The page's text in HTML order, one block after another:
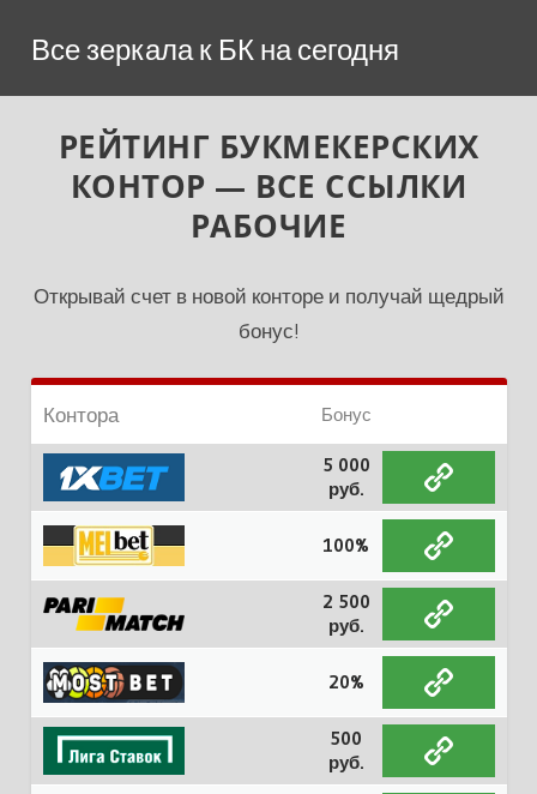
Все зеркала к БК на сегодня
РЕЙТИНГ БУКМЕКЕРСКИХ
КОНТОР — ВСЕ ССЫЛКИ
РАБОЧИЕ
Открывай счет в новой конторе и получай щедрый
бонус!
Контора Бонус
5 000
руб.
100%
2 500
руб.
20%
500
руб.